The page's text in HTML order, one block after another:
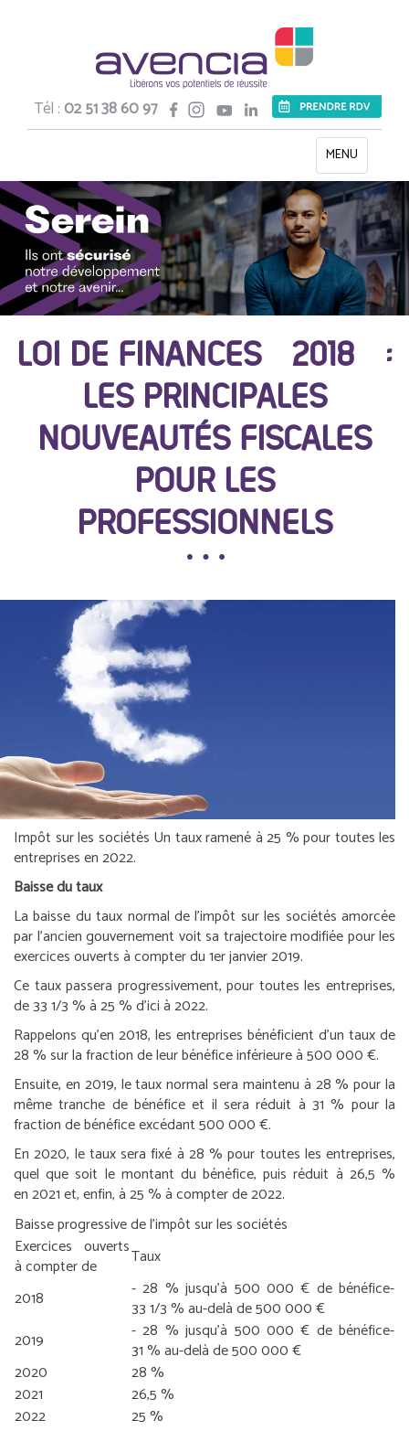
Tél :02 51 38 60 97
Toggle
navigation
MENU
LOI DE FINANCES 2018 :
LES PRINCIPALES
NOUVEAUTÉS FISCALES
POUR LES
PROFESSIONNELS
Impôt sur les sociétés Un taux ramené à 25 % pour toutes les
entreprises en 2022.
Baisse du taux
La baisse du taux normal de l’impôt sur les sociétés amorcée
par l’ancien gouvernement voit sa trajectoire modifiée pour les
exercices ouverts à compter du 1erjanvier 2019.
Ce taux passera progressivement, pour toutes les entreprises,
de 33 1/3 % à 25 % d’ici à 2022.
Rappelons qu’en 2018, les entreprises bénéficient d’un taux de
28 % sur la fraction de leur bénéfice inférieure à 500 000 €.
Ensuite, en 2019, le taux normal sera maintenu à 28 % pour la
même tranche de bénéfice et il sera réduit à 31 % pour la
fraction de bénéfice excédant 500 000 €.
En 2020, le taux sera fixé à 28 % pour toutes les entreprises,
quel que soit le montant du bénéfice, puis réduit à 26,5 %
en 2021 et, enfin, à 25 % à compter de 2022.
Baisse progressive de l’impôt sur les sociétés
Exercices ouverts
à compter de
Taux
2018
- 28 % jusqu’à 500 000 € de bénéfice-
33 1/3 % au-delà de 500 000 €
2019
- 28 % jusqu’à 500 000 € de bénéfice-
31 % au-delà de 500 000 €
2020
28 %
2021
26,5 %
2022
25 %